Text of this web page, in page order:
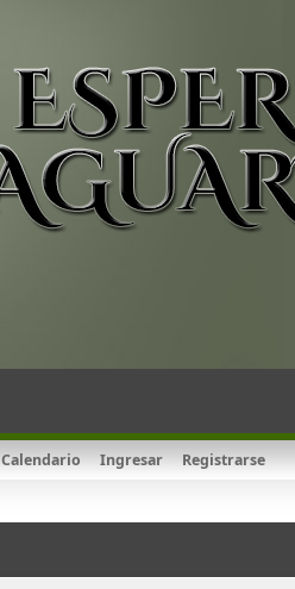
Calendario Ingresar Registrarse